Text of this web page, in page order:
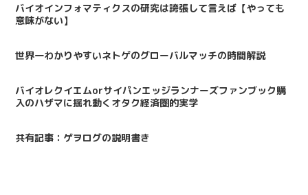
バイオインフォマティクスの研究は誇張して言えば【やっても
意味がない】
世界一わかりやすいネトゲのグローバルマッチの時間解説
バイオレクイエムorサイパンエッジランナーズファンブック購
入のハザマに揺れ動くオタク経済圏的実学
共有記事：ゲヲログの説明書き